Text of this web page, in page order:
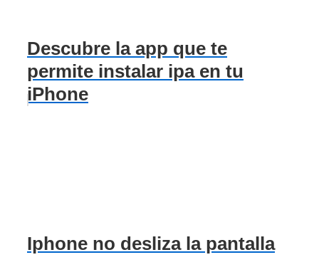
Descubre la app que te
permite instalar ipa en tu
iPhone
Iphone no desliza la pantalla